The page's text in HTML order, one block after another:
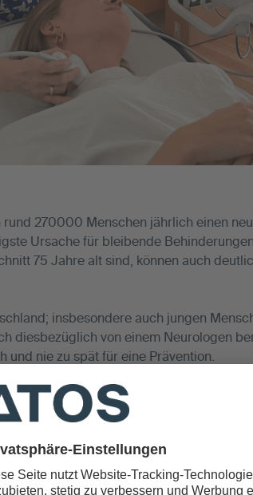
rund 270000 Menschen jährlich einen
Ursache für bleibende
75 Jahre alt sind, können auch
insbesondere auch jungen
diesbezüglich von einem Neurologen
und nie zu spät für eine Prävention.
Termin zur Vorsorge bei uns.
per Mail unter:neurologie-